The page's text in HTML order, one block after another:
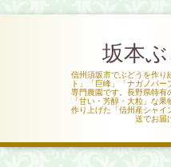
坂本
信州須坂市でぶどうを作り
ト」「巨峰」「ナガノパ
専門農園です。長野県特有
「甘い・芳醇・大粒」な
作り上げた「信州産シャイ
送でお届